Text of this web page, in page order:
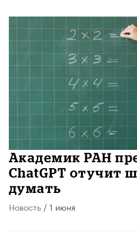
Академик РАН
ChatGPT отучит
думать
Новость / 1 июня